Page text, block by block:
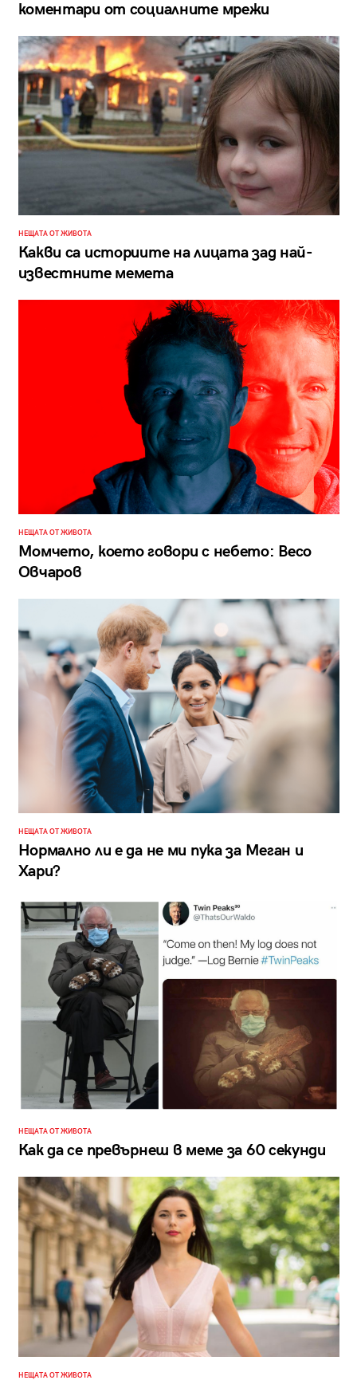
коментари от социалните мрежи
НЕЩАТА ОТ ЖИВОТА
Какви са историите на лицата зад най-
известните мемета
НЕЩАТА ОТ ЖИВОТА
Момчето, което говори с небето: Весо
Овчаров
НЕЩАТА ОТ ЖИВОТА
Нормално ли е да не ми пука за Меган и
Хари?
НЕЩАТА ОТ ЖИВОТА
Как да се превърнеш в мeмe за 60 секунди
НЕЩАТА ОТ ЖИВОТА